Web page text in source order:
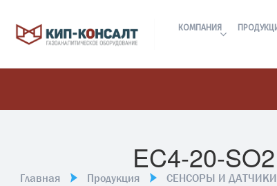
КОМПАНИЯ
EC4-20-
Главная Продукция СЕНСОРЫ И ДАТЧИКИ